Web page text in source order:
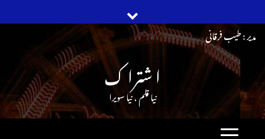
content
مدیر : طیب فرقانی
ا شترا ک
نیا قلم ، نیا سویرا